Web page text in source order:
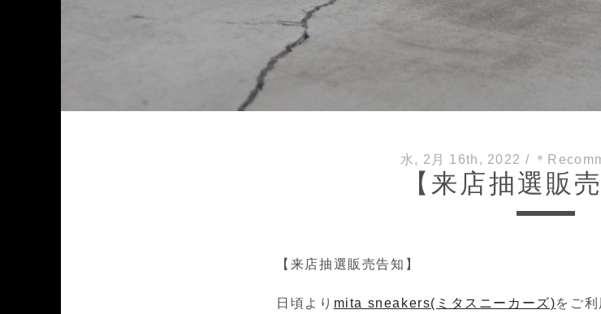
水, 2月 16th, 2022 / ＊
【来店抽選販
【来店抽選販売告知】
日頃より mita sneakers(ミタスニーカーズ)をご